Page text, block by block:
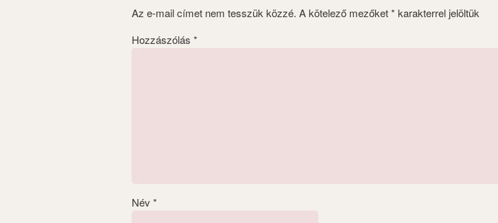
Az e-mail címet nem tesszük közzé. A kötelező mezőket* karakterrel jelöltük
Hozzászólás *
Név *